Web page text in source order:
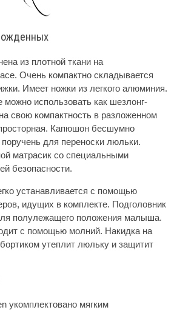
из плотной ткани на
Очень компактно складывается
Имеет ножки из легкого алюминия.
можно использовать как шезлонг-
свою компактность в разложенном
Капюшон бесшумно
поручень для переноски люльки.
матрасик со специальными
безопасности.
устанавливается с помощью
идущих в комплекте. Подголовник
полулежащего положения малыша.
с помощью молний. Накидка на
утеплит люльку и защитит
укомплектовано мягким